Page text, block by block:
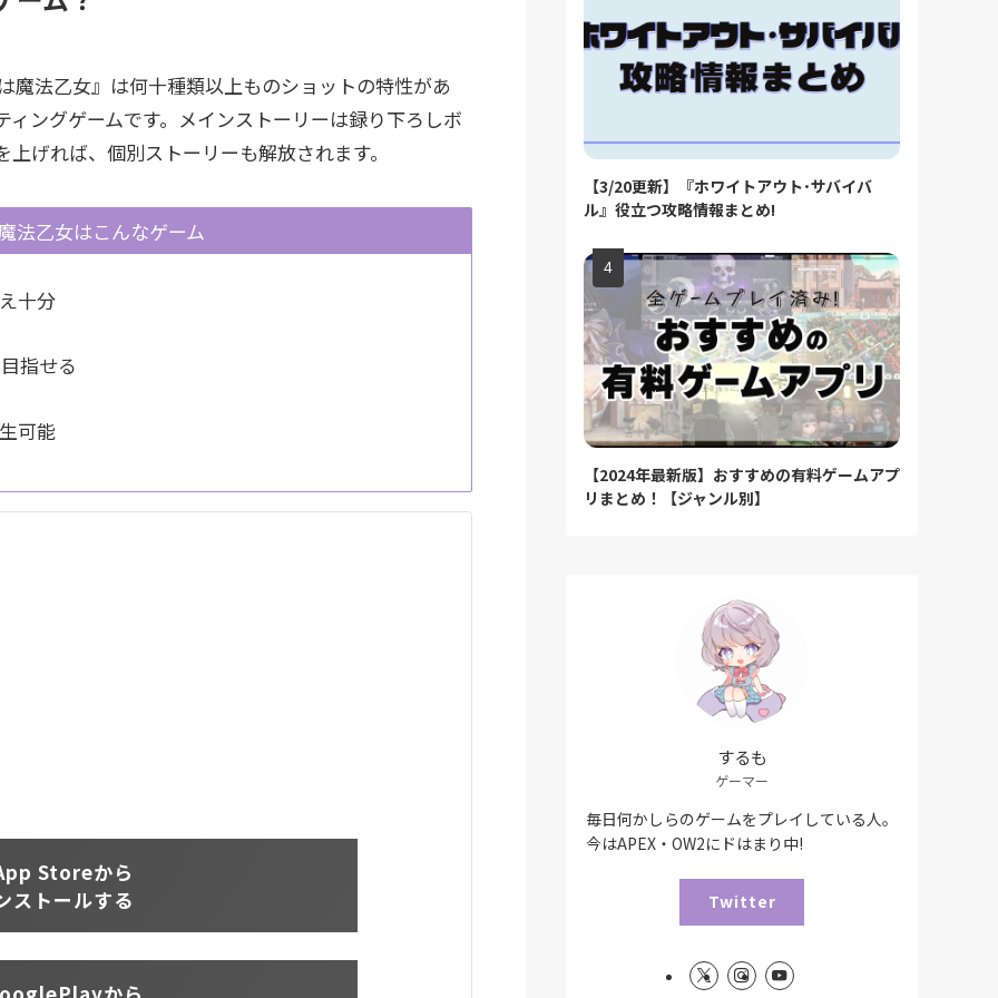
魔法乙女』は何十種類以上ものショットの特性があ
ングゲームです。メインストーリーは録り下ろしボ
げれば、個別ストーリーも解放されます。
法乙女はこんなゲーム
十分
指せる
可能
Storeから
ストールする
【3/20更新】『ホワイトアウト･サバイバ
ル』役立つ攻略情報まとめ!
【2024年最新版】おすすめの有料ゲームアプ
リまとめ！【ジャンル別】
するも
ゲーマー
毎日何かしらのゲームをプレイしている人。
今はAPEX・OW2にドはまり中!
Twitter